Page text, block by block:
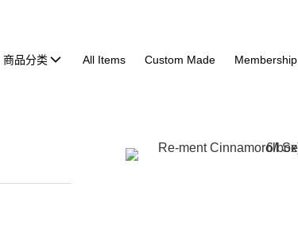
商品分类 All Items Custom Made Membership